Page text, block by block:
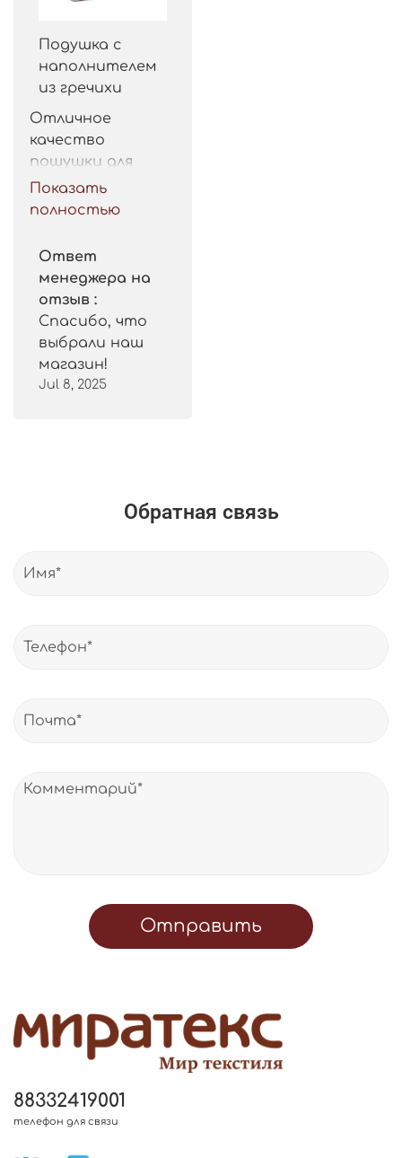
Подушка с
наполнителем
из гречихи
Отличное
качество
пошушки для
такой цены.
Рекомендую.
Показать
полностью
Ответ
менеджера на
отзыв :
Спасибо, что
выбрали наш
магазин!
Jul 8, 2025
Обратная связь
Отправить
88332419001
телефон для связи